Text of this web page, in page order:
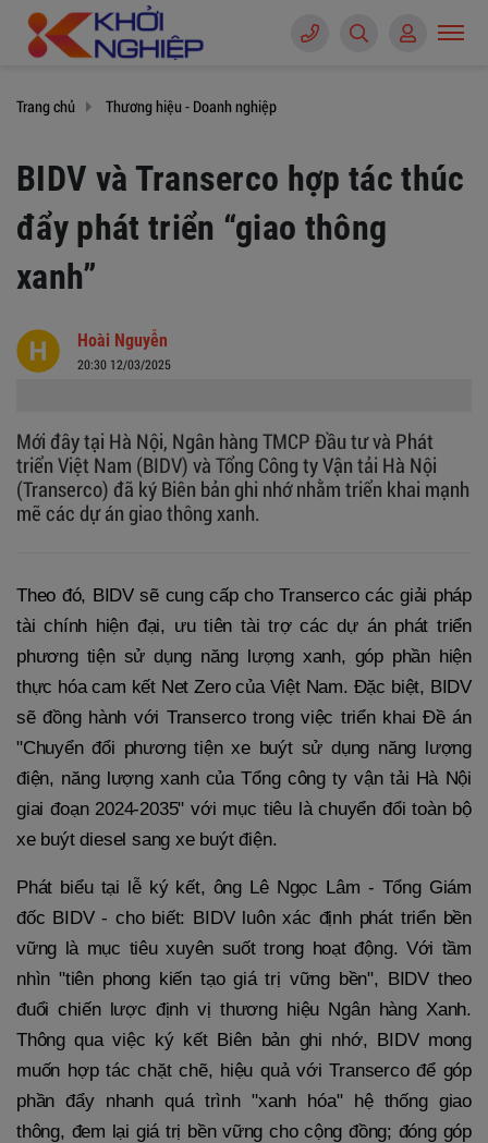
Trang chủ Thương hiệu - Doanh nghiệp
BIDV và Transerco hợp tác thúc
đẩy phát triển “giao thông
xanh”
Hoài Nguyễn
20:30 12/03/2025
Mới đây tại Hà Nội, Ngân hàng TMCP Đầu tư và Phát
triển Việt Nam (BIDV) và Tổng Công ty Vận tải Hà Nội
(Transerco) đã ký Biên bản ghi nhớ nhằm triển khai mạnh
mẽ các dự án giao thông xanh.
Theo đó, BIDV sẽ cung cấp cho Transerco các giải pháp
tài chính hiện đại, ưu tiên tài trợ các dự án phát triển
phương tiện sử dụng năng lượng xanh, góp phần hiện
thực hóa cam kết Net Zero của Việt Nam. Đặc biệt, BIDV
sẽ đồng hành với Transerco trong việc triển khai Đề án
"Chuyển đổi phương tiện xe buýt sử dụng năng lượng
điện, năng lượng xanh của Tổng công ty vận tải Hà Nội
giai đoạn 2024-2035" với mục tiêu là chuyển đổi toàn bộ
xe buýt diesel sang xe buýt điện.
Phát biểu tại lễ ký kết, ông Lê Ngọc Lâm - Tổng Giám
đốc BIDV - cho biết: BIDV luôn xác định phát triển bền
vững là mục tiêu xuyên suốt trong hoạt động. Với tầm
nhìn "tiên phong kiến tạo giá trị vững bền", BIDV theo
đuổi chiến lược định vị thương hiệu Ngân hàng Xanh.
Thông qua việc ký kết Biên bản ghi nhớ, BIDV mong
muốn hợp tác chặt chẽ, hiệu quả với Transerco để góp
phần đẩy nhanh quá trình "xanh hóa" hệ thống giao
thông, đem lại giá trị bền vững cho cộng đồng; đóng góp